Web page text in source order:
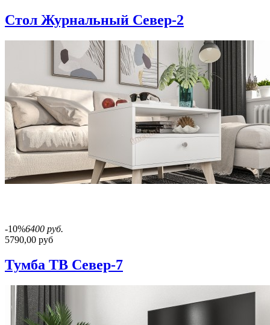
Стол Журнальный Север-2
-10%6400 руб.
5790,00 руб
Тумба ТВ Север-7